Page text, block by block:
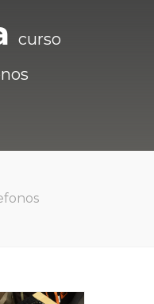
curso